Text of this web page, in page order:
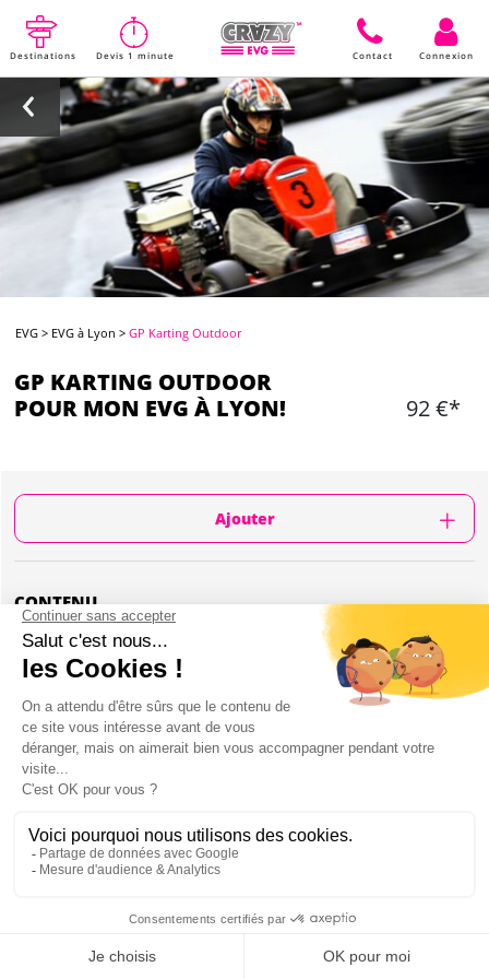
Destinations Devis 1 minute Contact Connexion
EVG > EVG à Lyon >GP Karting Outdoor
GP KARTING OUTDOOR
POUR MON EVG À LYON!
92 €*
Ajouter
CONTENU
Accueil personnalisé
Kartings bioéthanol dernière génération
Piste privatisée pour votre groupe
Piste outdoor de 750m avec 2 ponts et un virage
à 270 degrés
Le grand prix de 10 tours ou environ 12 minutes
sur piste privatisée avec départ en ligne
La remise des médailles (or, argent et bronze)
pour les 3 meilleurs pilotes
à votre disposition
8 personnes minimum
Mon EVG à Lyon